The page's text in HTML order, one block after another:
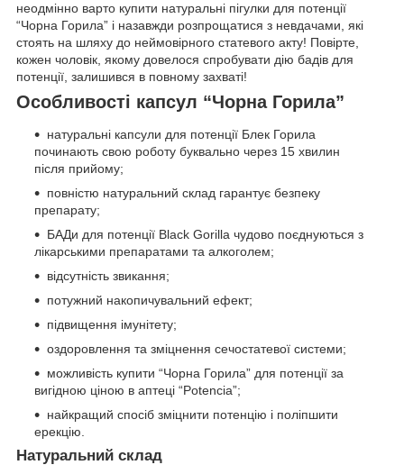
неодмінно варто купити натуральні пігулки для потенції
“Чорна Горила” і назавжди розпрощатися з невдачами, які
стоять на шляху до неймовірного статевого акту! Повірте,
кожен чоловік, якому довелося спробувати дію бадів для
потенції, залишився в повному захваті!
Особливості капсул “Чорна Горила”
натуральні капсули для потенції Блек Горила
починають свою роботу буквально через 15 хвилин
після прийому;
повністю натуральний склад гарантує безпеку
препарату;
БАДи для потенції Black Gorilla чудово поєднуються з
лікарськими препаратами та алкоголем;
відсутність звикання;
потужний накопичувальний ефект;
підвищення імунітету;
оздоровлення та зміцнення сечостатевої системи;
можливість купити “Чорна Горила” для потенції за
вигідною ціною в аптеці “Potencia”;
найкращий спосіб зміцнити потенцію і поліпшити
ерекцію.
Натуральний склад